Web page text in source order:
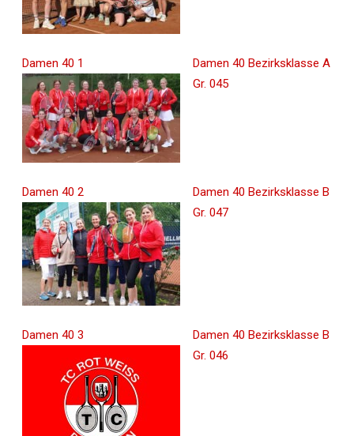
Damen 40 1
Damen 40 Bezirksklasse A
Gr. 045
Damen 40 2
Damen 40 Bezirksklasse B
Gr. 047
Damen 40 3
Damen 40 Bezirksklasse B
Gr. 046